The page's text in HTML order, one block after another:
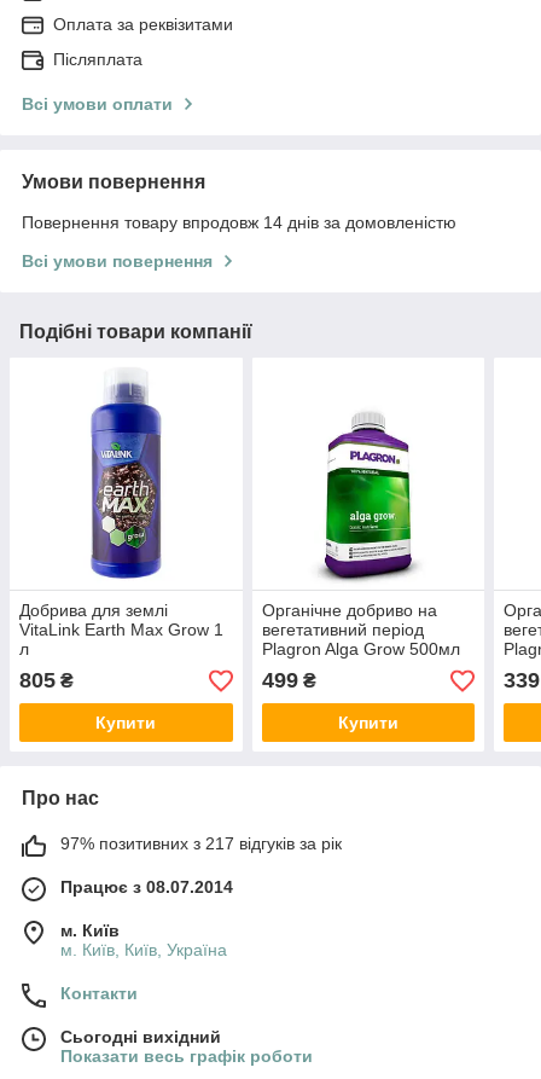
Оплата за реквізитами
Післяплата
Всі умови оплати
Умови повернення
Повернення товару впродовж 14 днів за домовленістю
Всі умови повернення
Подібні товари компанії
Добрива для землі
VitaLink Earth Max Grow 1
л
805 ₴
Купити
Органічне добриво на
вегетативний період
Plagron Alga Grow 500мл
499₴
Купити
339
Про нас
97% позитивних з 217 відгуків за рік
Працює з 08.07.2014
м. Київ
м. Київ, Київ, Україна
Контакти
Сьогодні вихідний
Показати весь графік роботи